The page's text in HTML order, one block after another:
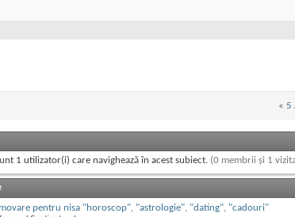
« 5
1 utilizator(i) care navighează în acest subiect. (0 membrii și 1
pentru nisa "horoscop", "astrologie", "dating", "cadouri"